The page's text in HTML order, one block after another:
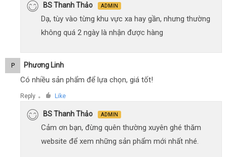
BS Thanh Thảo ADMIN
Dạ, tùy vào từng khu vực xa hay gần, nhưng thường
không quá 2 ngày là nhận được hàng
P Phương Linh
Có nhiều sản phẩm để lựa chọn, giá tốt!
Reply ● Like
BS Thanh Thảo ADMIN
Cảm ơn bạn, đừng quên thường xuyên ghé thăm
website để xem những sản phẩm mới nhất nhé.